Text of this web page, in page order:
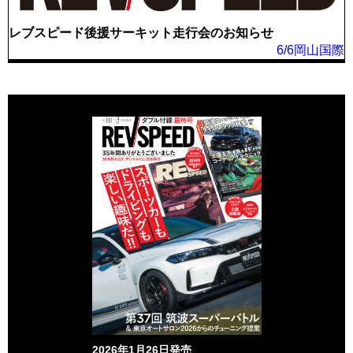
レブスピード後援サーキット走行会のお知らせ
6/6岡山国際
2026年1月26日発売